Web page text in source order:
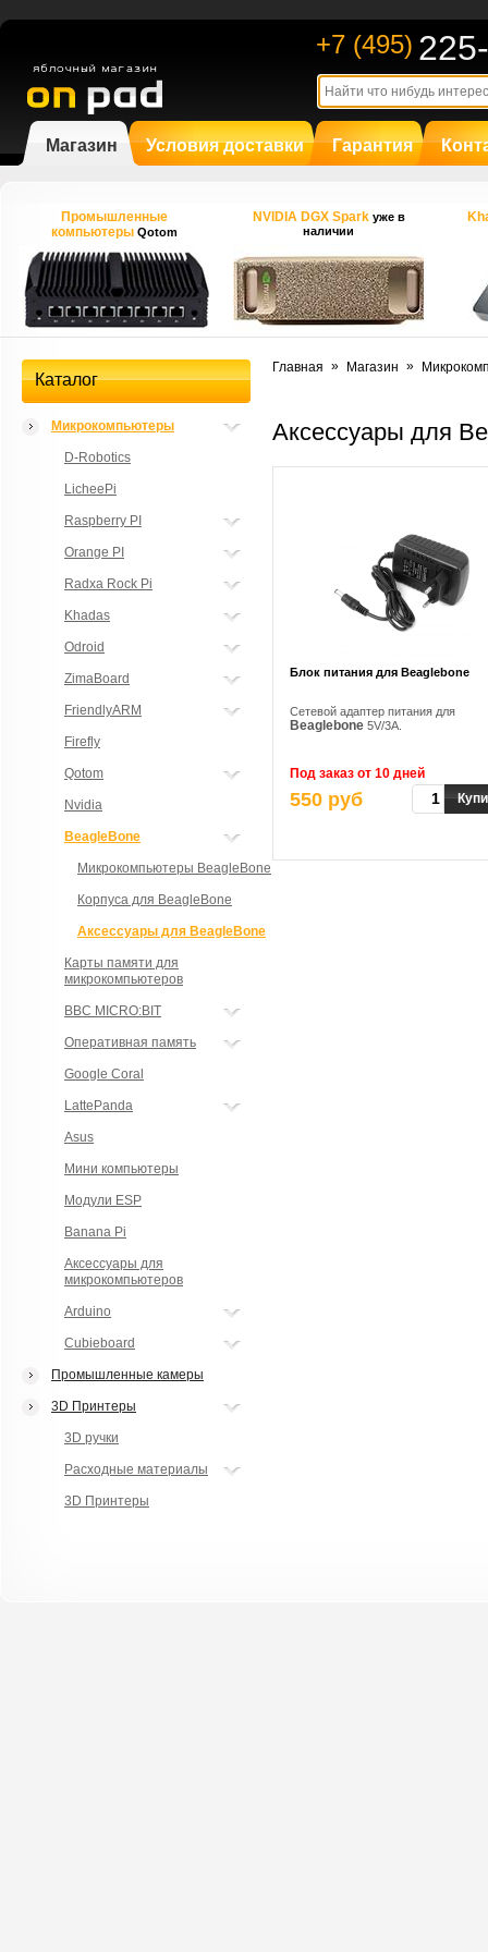
+7 (495)
Магазин Условия доставки Гарантия
Промышленные
компьютерыQotom
NVIDIA DGX Spark уже в
наличии
Каталог
Микрокомпьютеры
D-Robotics
LicheePi
Raspberry PI
Orange PI
Radxa Rock Pi
Khadas
Odroid
ZimaBoard
FriendlyARM
Firefly
Qotom
Nvidia
BeagleBone
Микрокомпьютеры BeagleBone
Корпуса для BeagleBone
Аксессуары для BeagleBone
Карты памяти для
микрокомпьютеров
BBC MICRO:BIT
Оперативная память
Google Coral
LattePanda
Asus
Мини компьютеры
Модули ESP
Banana Pi
Аксессуары для
микрокомпьютеров
Arduino
Cubieboard
Промышленные камеры
3D Принтеры
3D ручки
Расходные материалы
3D Принтеры
Главная » Магазин »
Аксессуары для
Блок питания для Beaglebone
Сетевой адаптер питания для
Beaglebone 5V/3A.
Под заказ от 10 дней
550 руб